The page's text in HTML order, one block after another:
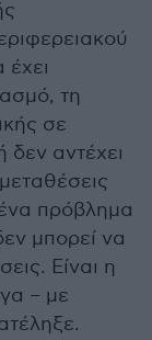
τη
σε
δεν αντέχει
πρόβλημα
μπορεί να
Είναι η
– με